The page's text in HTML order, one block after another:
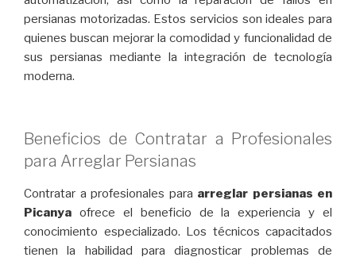
persianas motorizadas. Estos servicios son ideales para
quienes buscan mejorar la comodidad y funcionalidad de
sus persianas mediante la integración de tecnología
moderna.
Beneficios de Contratar a Profesionales
para Arreglar Persianas
Contratar a profesionales para arreglar persianas en
Picanya ofrece el beneficio de la experiencia y el
conocimiento especializado. Los técnicos capacitados
tienen la habilidad para diagnosticar problemas de